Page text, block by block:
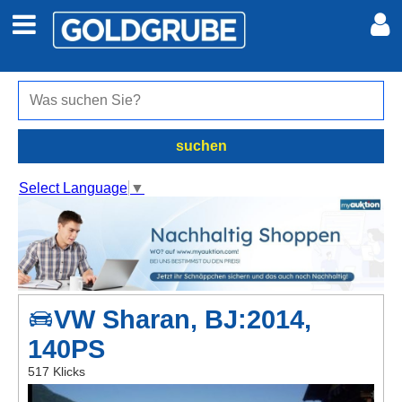
Auto + Motor
Jobs
Marktplatz
Erotik
Auktionen
jetzt inserieren
Meine Inserate
Anmelden
suchen
Select Language ▼
VW Sharan, BJ:2014,
140PS
517 Klicks